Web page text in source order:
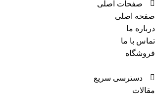
صفحات اصلی
صفحه اصلی
درباره ما
تماس با ما
فروشگاه
دسترسی سریع
مقالات